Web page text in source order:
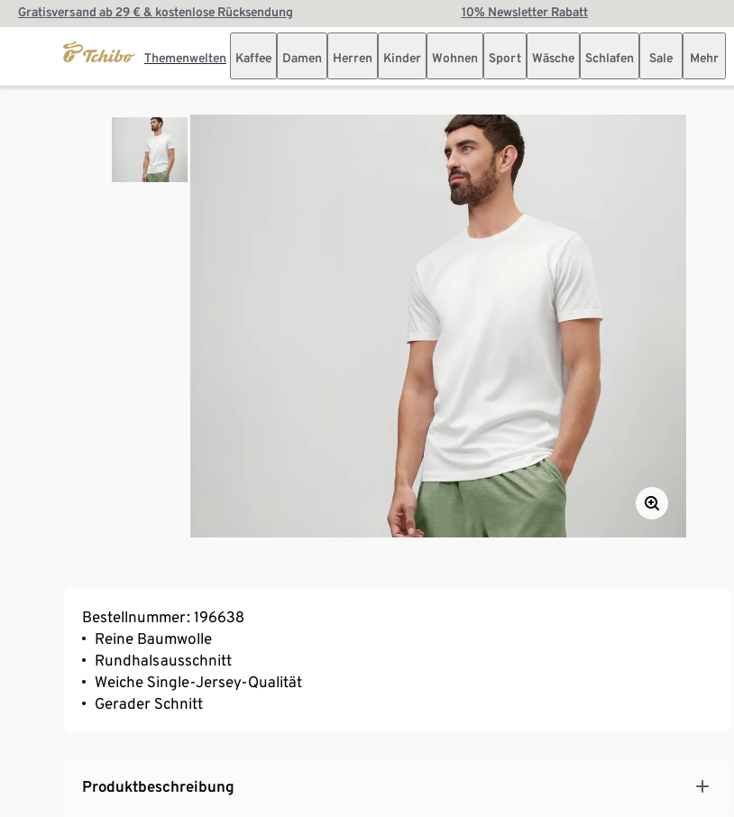
Gratisversand ab 29 € & kostenlose Rücksendung 10% Newsletter Rabatt
Themenwelten Kaffee Damen Herren Kinder Wohnen Sport Wäsche Schlafen Sale Mehr
Bestellnummer: 196638
Reine Baumwolle
Rundhalsausschnitt
Weiche Single-Jersey-Qualität
Gerader Schnitt
Produktbeschreibung